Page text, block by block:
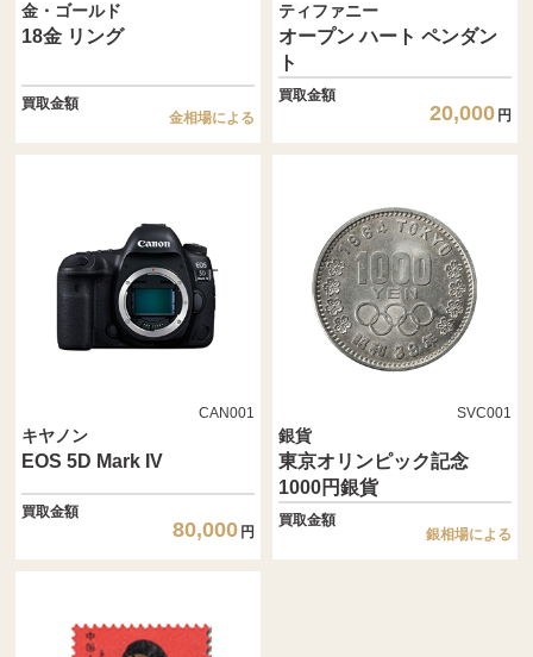
金・ゴールド
18金 リング
買取金額
金相場による
ティファニー
オープン ハート ペンダン
ト
買取金額
20,000 円
CAN001
キヤノン
EOS 5D Mark IV
買取金額
80,000 円
SVC001
銀貨
東京オリンピック記念
1000円銀貨
買取金額
銀相場による